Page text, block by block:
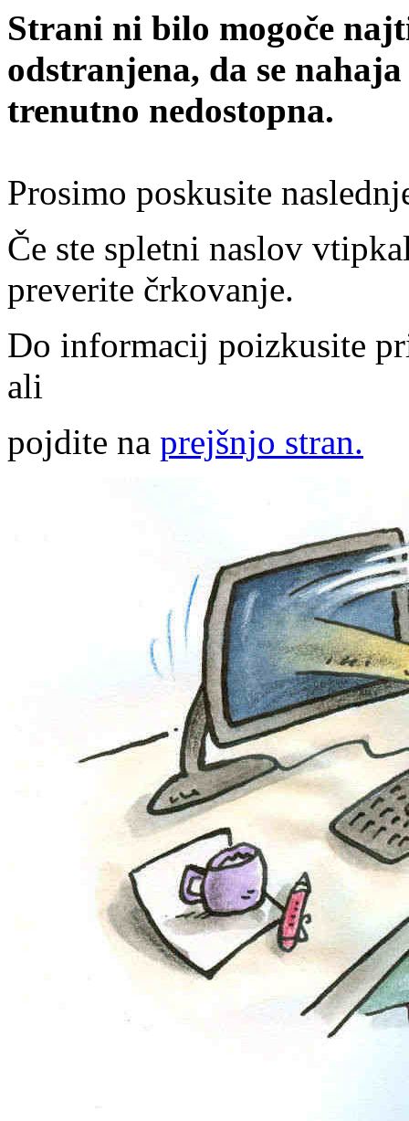
Strani ni bilo mogoče
odstranjena, da se
trenutno nedostopna.
Prosimo poskusite
Če ste spletni naslov
preverite črkovanje.
Do informacij poizkusite
ali
pojdite na prejšnjo stran.